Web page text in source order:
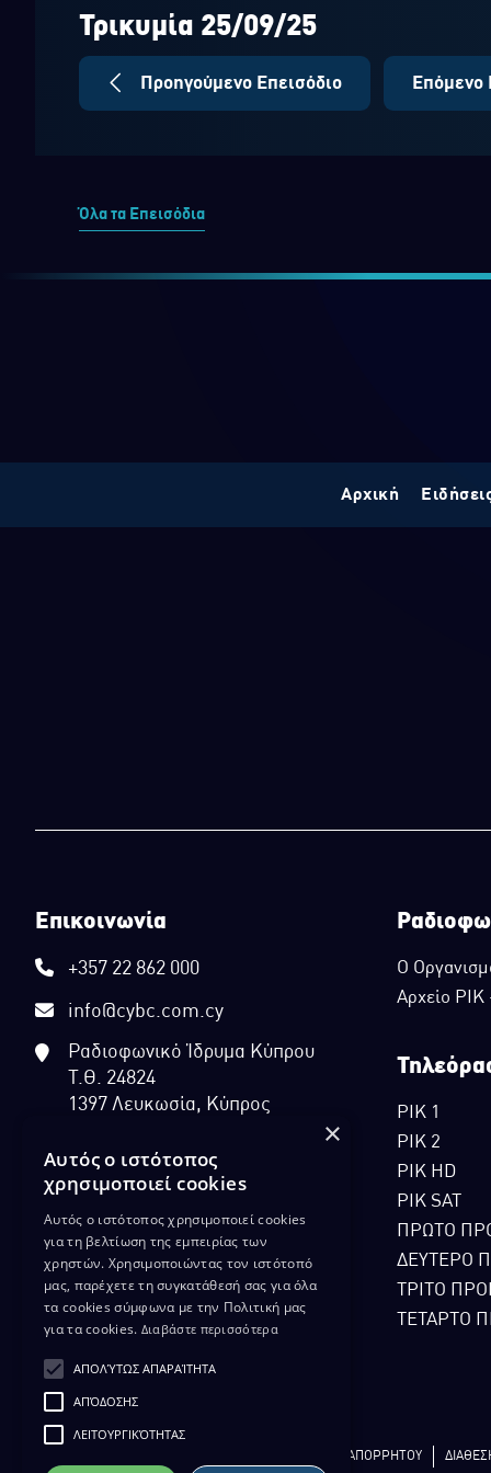
Τρικυμία 25/09/25
Προηγούμενο Επεισόδιο Επόμενο
Όλα τα Επεισόδια
Αρχική
Επικοινωνία
+357 22 862 000
info@cybc.com.cy
Ραδιοφωνικό Ίδρυμα Κύπρου
Τ.Θ. 24824
1397 Λευκωσία, Κύπρος
Ο
Αρχείο
ΡΙΚ 1
ΡΙΚ 2
ΡΙΚ HD
ΡΙΚ SAT
ΠΡΩΤΟ
ΔΕΥΤΕΡΟ
ΤΡΙΤΟ
ΤΕΤΑΡΤΟ
ΠΟΛΙΤΙΚΗ ΑΠΟΡΡΗΤΟΥ
×
Αυτός ο ιστότοπος
χρησιμοποιεί cookies
Αυτός ο ιστότοπος χρησιμοποιεί cookies
για τη βελτίωση της εμπειρίας των
χρηστών. Χρησιμοποιώντας τον ιστότοπό
μας, παρέχετε τη συγκατάθεσή σας για όλα
τα cookies σύμφωνα με την Πολιτική μας
για τα cookies. Διαβάστε περισσότερα
ΑΠΟΛΎΤΩΣ ΑΠΑΡΑΊΤΗΤΑ
ΑΠΌΔΟΣΗΣ
ΛΕΙΤΟΥΡΓΙΚΌΤΗΤΑΣ